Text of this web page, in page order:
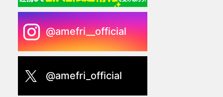
@amefri__official
@amefri_official